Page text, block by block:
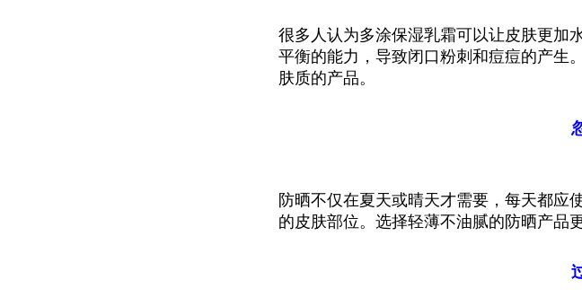
很多人认为多涂保湿乳霜可以让皮肤更加
平衡的能力，导致闭口粉刺和痘痘的产生
肤质的产品。
防晒不仅在夏天或晴天才需要，每天都应
的皮肤部位。选择轻薄不油腻的防晒产品